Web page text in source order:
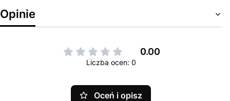
Opinie
0.00
Liczba ocen: 0
Oceń i opisz